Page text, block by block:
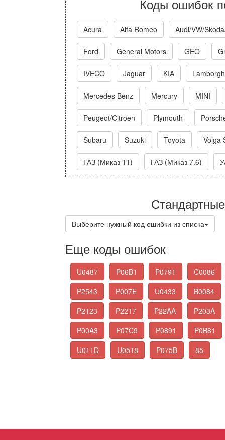
Коды ошибок
Acura Alfa Romeo Audi/VW/
Ford General Motors GEO
IVECO Jaguar KIA
Mercedes Benz Mercury MINI
Peugeot/Citroen Plymouth
Subaru Suzuki Toyota Volga
ГАЗ (Миказ 11) ГАЗ (Миказ 7.6)
Выберите нужный код ошибки из списка
Еще коды ошибок
U0487 P06B1 P0791
C0086
P2543
P007E U0433
B0084
P2123
P2217 P22AA
P203A
P00A3
P07C9 P0891
P0B81
U011D
U0518 P075B 85